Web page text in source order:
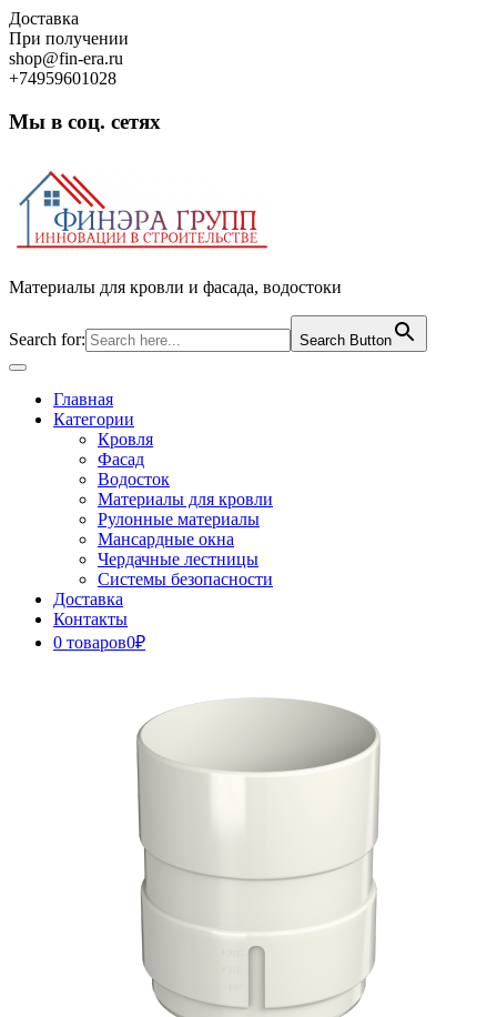
Skip
to
content
Доставка
При получении
shop@fin-era.ru
+74959601028
Мы в соц. сетях
Материалы для кровли и фасада, водостоки
Search for: Search Button
Open
ButtonГлавная
Категории
Кровля
Фасад
Водосток
Материалы для кровли
Рулонные материалы
Мансардные окна
Чердачные лестницы
Системы безопасности
Доставка
Контакты
0 товаров0₽